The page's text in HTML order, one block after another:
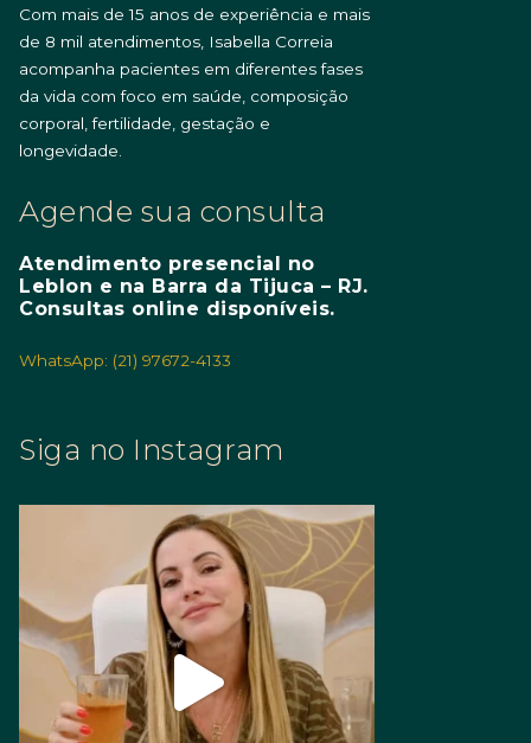
Com mais de 15 anos de experiência e mais
de 8 mil atendimentos, Isabella Correia
acompanha pacientes em diferentes fases
da vida com foco em saúde, composição
corporal, fertilidade, gestação e
longevidade.
Agende sua consulta
Atendimento presencial no
Leblon e na Barra da Tijuca – RJ.
Consultas online disponíveis.
WhatsApp: (21) 97672-4133
Siga no Instagram